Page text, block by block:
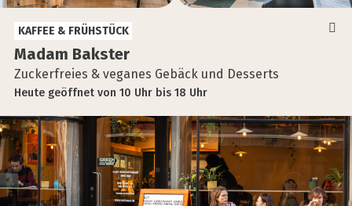
Madam Baks­ter
Zuckerfreies & veganes Gebäck und Desserts
KAFFEE & FRÜHSTÜCK
Heute geöffnet von 10 Uhr bis 18 Uhr